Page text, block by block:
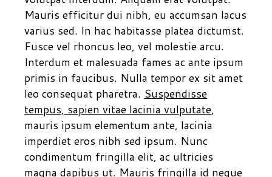
Mauris efficitur dui nibh, eu accumsan lacus
varius sed. In hac habitasse platea dictumst.
Fusce vel rhoncus leo, vel molestie arcu.
Interdum et malesuada fames ac ante ipsum
primis in faucibus. Nulla tempor ex sit amet
leo consequat pharetra. Suspendisse
tempus, sapien vitae lacinia vulputate,
mauris ipsum elementum ante, lacinia
imperdiet eros nibh sed ipsum. Nunc
condimentum fringilla elit, ac ultricies
magna dapibus ut. Mauris fringilla id neque